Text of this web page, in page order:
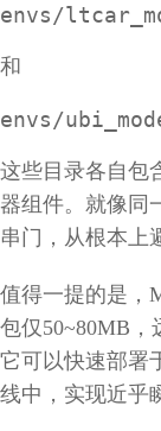
envs/
和
envs/
这些目录各自包
器组件。就像同
串门，从根本上
值得一提的是，
包仅50~80MB，
它可以快速部署
线中，实现近乎